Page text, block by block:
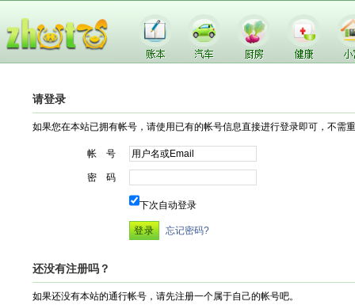
请登录
如果您在本站已拥有帐号，请使用已有的帐号信息直接进行登录即可，不需
帐 号
密 码
下次自动登录
忘记密码?
还没有注册吗？
如果还没有本站的通行帐号，请先注册一个属于自己的帐号吧。